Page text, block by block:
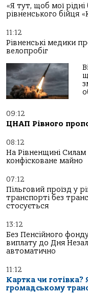
«Я тут, щоб мої рідні
рівненського бійця
11:12
Рівненські медики
велопробіг
09:12
ЦНАП Рівного
08:12
На Рівненщині
конфісковане майно
07:12
Пільговий проїзд у
транспорті без
стосується
13:12
Без Пенсійного
виплату до Дня
автоматично
11:12
Картка чи готівка?
громадському